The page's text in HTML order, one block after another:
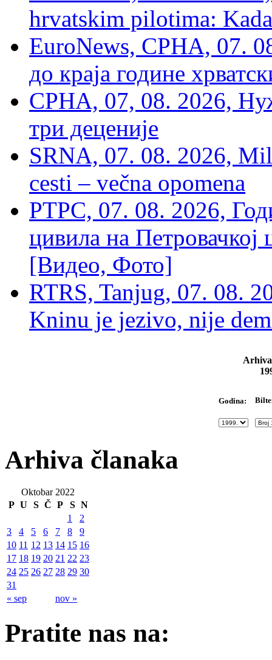
hrvatskim pilotima:
EuroNews, СРНА, 07.
до краја године
СРНА, 07, 08. 2026,
три деценије
SRNA, 07. 08. 2026,
cesti – večna opomena
РТРС, 07. 08. 2026,
цивила на Петровачкој
[Видео, Фото]
RTRS, Tanjug, 07. 08.
Kninu je jezivo, nije
Godina:
Arhiva članaka
Oktobar 2022
P U S Č P S N
« sep nov »
1
2
3
4 5 6 7 8
9
10 11 12 13 14 15 16
17 18 19 20 21 22 23
24 25 26 27 28 29 30
31
Pratite nas na: